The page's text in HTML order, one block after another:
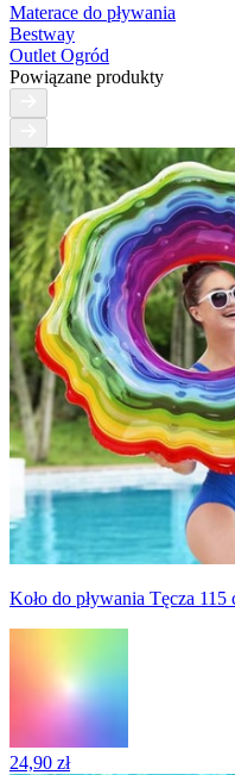
Materace do pływania
Bestway
Outlet Ogród
Powiązane produkty
Koło do pływania Tęcza
24,90 zł